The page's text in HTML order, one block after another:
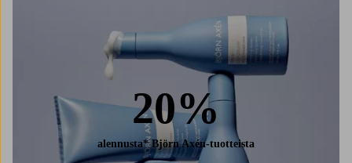
20%
alennusta* Björn Axén-tuotteista